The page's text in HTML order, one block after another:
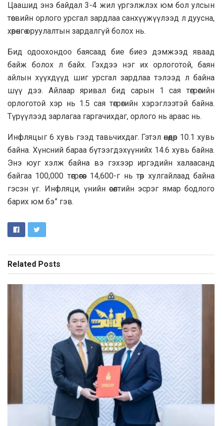
Цаашид энэ байдал 3-4 жил үргэлжлэх юм бол улсын
төсвийн орлого урсгал зардлаа санхүүжүүлээд л дуусна,
хөрөнгө оруулалтын зардалгүй болох нь.
Бид одоохондоо баясаад бие биеэ дэмжээд яваад
байж болох л байх. Гэхдээ нэг их орлоготой, баян
айлын хүүхдүүд шиг урсгал зардлаа тэлээд л байна
шүү дээ. Айлаар яривал бид сарын 1 сая төгрөгийн
орлоготой хэр нь 1.5 сая төгрөгийн хэрэглээтэй байна.
Түрүүлээд зарлагаа гаргачихдаг, орлого нь араас нь.
Инфляцыг 6 хувь гээд тавьчихдаг. Гэтэл өнөөдөр 10.1 хувь
байна. Хүнсний бараа бүтээгдэхүүнийх 14.6 хувь байна.
Энэ юуг хэлж байна вэ гэхээр иргэдийн халаасанд
байгаа 100,000 төгрөгөөс 14,600-г нь төр хулгайлаад байна
гэсэн үг. Инфляци, үнийн өсөлтийн эсрэг ямар бодлого
барих юм бэ” гэв.
Related Posts